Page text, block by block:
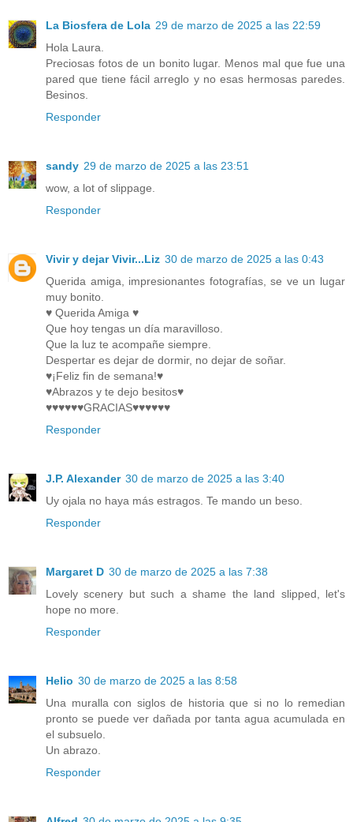
La Biosfera de Lola 29 de marzo de 2025 a las 22:59
Hola Laura.
Preciosas fotos de un bonito lugar. Menos mal que fue una
pared que tiene fácil arreglo y no esas hermosas paredes.
Besinos.
Responder
sandy 29 de marzo de 2025 a las 23:51
wow, a lot of slippage.
Responder
Vivir y dejar Vivir...Liz 30 de marzo de 2025 a las 0:43
Querida amiga, impresionantes fotografías, se ve un lugar
muy bonito.
♥ Querida Amiga ♥
Que hoy tengas un día maravilloso.
Que la luz te acompañe siempre.
Despertar es dejar de dormir, no dejar de soñar.
♥¡Feliz fin de semana!♥
♥Abrazos y te dejo besitos♥
♥♥♥♥♥♥GRACIAS♥♥♥♥♥♥
Responder
J.P. Alexander 30 de marzo de 2025 a las 3:40
Uy ojala no haya más estragos. Te mando un beso.
Responder
Margaret D 30 de marzo de 2025 a las 7:38
Lovely scenery but such a shame the land slipped, let's
hope no more.
Responder
Helio 30 de marzo de 2025 a las 8:58
Una muralla con siglos de historia que si no lo remedian
pronto se puede ver dañada por tanta agua acumulada en
el subsuelo.
Un abrazo.
Responder